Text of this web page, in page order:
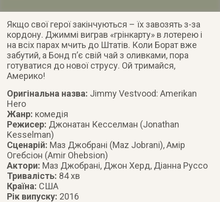
Якщо свої герої закінчуються – їх завозять з-за
кордону. Джиммі виграв «грінкарту» в лотерею і
на всіх парах мчить до Штатів. Коли Борат вже
забутий, а Бонд п’є свій чай з оливками, пора
готуватися до нової струсу. Ой тримайся,
Америко!
Оригінальна назва: Jimmy Vestvood: Amerikan
Hero
Жанр: комедія
Режисер: Джонатан Кесселман (Jonathan
Kesselman)
Сценарій: Маз Джобрані (Maz Jobrani), Амір
Огебсіон (Amir Ohebsion)
Актори: Маз Джобрані, Джон Херд, Діанна Руссо
Тривалість: 84 хв
Країна: США
Рік випуску: 2016